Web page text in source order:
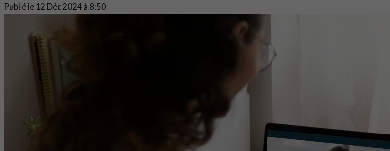
Publié le12 Déc 2024 à 8:50